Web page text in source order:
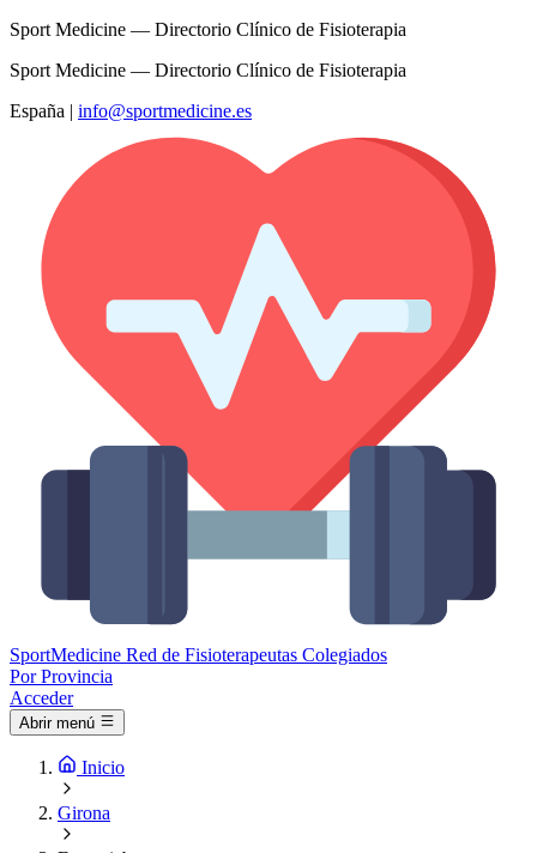
Sport Medicine — Directorio Clínico de Fisioterapia
Sport Medicine — Directorio Clínico de Fisioterapia
España | info@sportmedicine.es
SportMedicine Red de Fisioterapeutas Colegiados
Por Provincia
Acceder
Abrir menú
Inicio
Girona